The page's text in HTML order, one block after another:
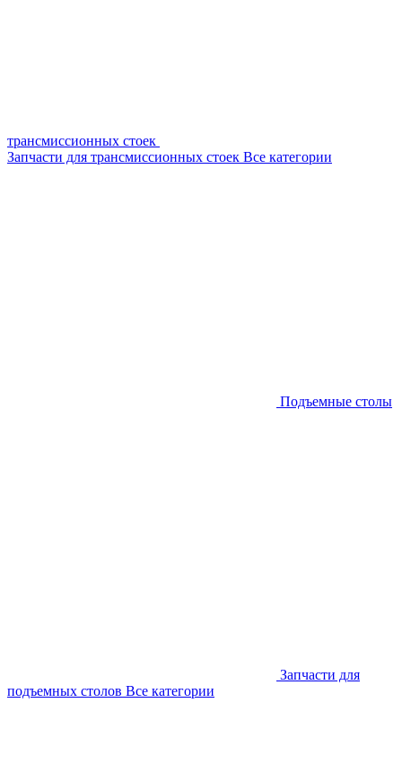
трансмиссионных стоек
Запчасти для трансмиссионных стоек Все категории
Подъемные столы
Запчасти для
подъемных столов Все категории